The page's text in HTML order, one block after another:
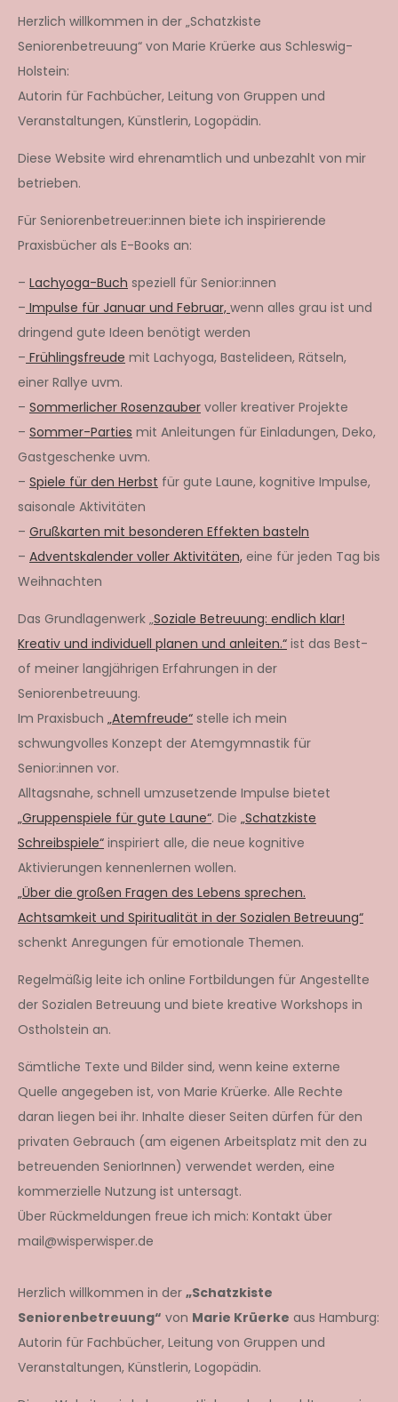
Herzlich willkommen in der „Schatzkiste
Seniorenbetreuung“ von Marie Krüerke aus Schleswig-
Holstein:
Autorin für Fachbücher, Leitung von Gruppen und
Veranstaltungen, Künstlerin, Logopädin.
Diese Website wird ehrenamtlich und unbezahlt von mir
betrieben.
Für Seniorenbetreuer:innen biete ich inspirierende
Praxisbücher als E-Books an:
– Lachyoga-Buch speziell für Senior:innen
– Impulse für Januar und Februar, wenn alles grau ist und
dringend gute Ideen benötigt werden
– Frühlingsfreude mit Lachyoga, Bastelideen, Rätseln,
einer Rallye uvm.
– Sommerlicher Rosenzauber voller kreativer Projekte
– Sommer-Parties mit Anleitungen für Einladungen, Deko,
Gastgeschenke uvm.
– Spiele für den Herbst für gute Laune, kognitive Impulse,
saisonale Aktivitäten
– Grußkarten mit besonderen Effekten basteln
– Adventskalender voller Aktivitäten, eine für jeden Tag bis
Weihnachten
Das Grundlagenwerk „Soziale Betreuung: endlich klar!
Kreativ und individuell planen und anleiten.“ ist das Best-
of meiner langjährigen Erfahrungen in der
Seniorenbetreuung.
Im Praxisbuch „Atemfreude“ stelle ich mein
schwungvolles Konzept der Atemgymnastik für
Senior:innen vor.
Alltagsnahe, schnell umzusetzende Impulse bietet
„Gruppenspiele für gute Laune“. Die „Schatzkiste
Schreibspiele“ inspiriert alle, die neue kognitive
Aktivierungen kennenlernen wollen.
„Über die großen Fragen des Lebens sprechen.
Achtsamkeit und Spiritualität in der Sozialen Betreuung“
schenkt Anregungen für emotionale Themen.
Regelmäßig leite ich online Fortbildungen für Angestellte
der Sozialen Betreuung und biete kreative Workshops in
Ostholstein an.
Sämtliche Texte und Bilder sind, wenn keine externe
Quelle angegeben ist, von Marie Krüerke. Alle Rechte
daran liegen bei ihr. Inhalte dieser Seiten dürfen für den
privaten Gebrauch (am eigenen Arbeitsplatz mit den zu
betreuenden SeniorInnen) verwendet werden, eine
kommerzielle Nutzung ist untersagt.
Über Rückmeldungen freue ich mich: Kontakt über
mail@wisperwisper.de
Herzlich willkommen in der „Schatzkiste
Seniorenbetreuung“ von Marie Krüerke aus Hamburg:
Autorin für Fachbücher, Leitung von Gruppen und
Veranstaltungen, Künstlerin, Logopädin.